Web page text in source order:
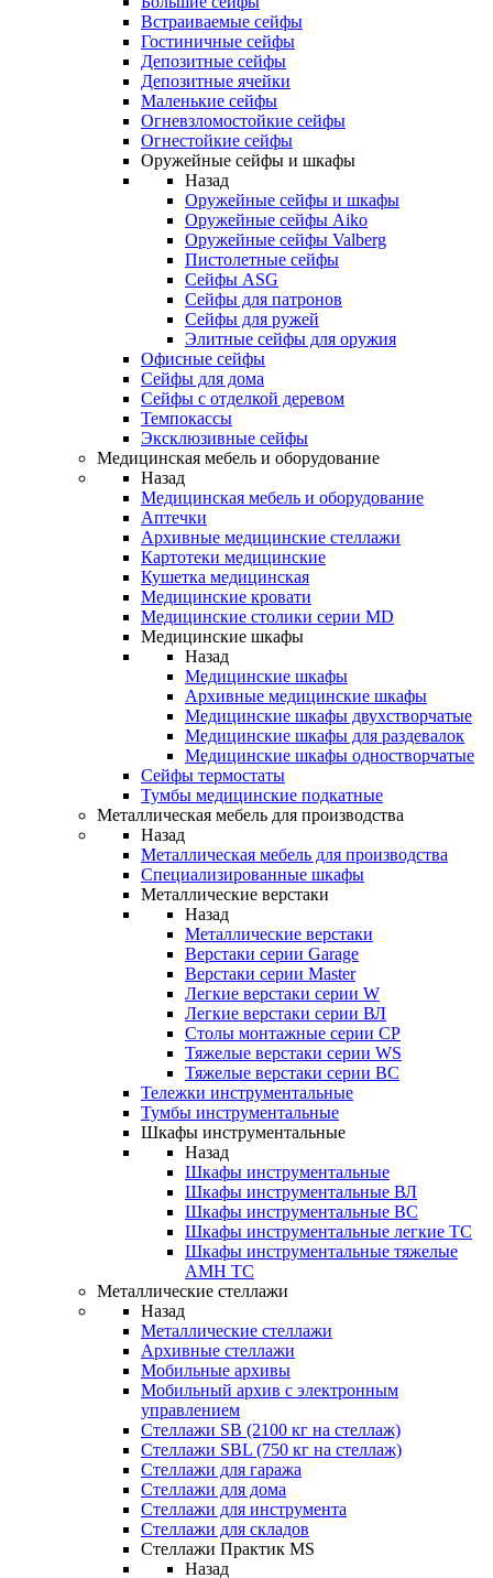
Встраиваемые сейфы
Гостиничные сейфы
Депозитные сейфы
Депозитные ячейки
Маленькие сейфы
Огневзломостойкие сейфы
Огнестойкие сейфы
Оружейные сейфы и шкафы
Назад
Оружейные сейфы и шкафы
Оружейные сейфы Aiko
Оружейные сейфы Valberg
Пистолетные сейфы
Сейфы ASG
Сейфы для патронов
Сейфы для ружей
Элитные сейфы для оружия
Офисные сейфы
Сейфы для дома
Сейфы с отделкой деревом
Темпокассы
Эксклюзивные сейфы
Медицинская мебель и оборудование
Назад
Медицинская мебель и оборудование
Аптечки
Архивные медицинские стеллажи
Картотеки медицинские
Кушетка медицинская
Медицинские кровати
Медицинские столики серии MD
Медицинские шкафы
Назад
Медицинские шкафы
Архивные медицинские шкафы
Медицинские шкафы двухстворчатые
Медицинские шкафы для раздевалок
Медицинские шкафы одностворчатые
Сейфы термостаты
Тумбы медицинские подкатные
Металлическая мебель для производства
Назад
Металлическая мебель для производства
Cпециализированные шкафы
Металлические верстаки
Назад
Металлические верстаки
Верстаки серии Garage
Верстаки серии Master
Легкие верстаки серии W
Легкие верстаки серии ВЛ
Столы монтажные серии СР
Тяжелые верстаки серии WS
Тяжелые верстаки серии ВС
Тележки инструментальные
Тумбы инструментальные
Шкафы инструментальные
Назад
Шкафы инструментальные
Шкафы инструментальные ВЛ
Шкафы инструментальные ВС
Шкафы инструментальные легкие ТС
Шкафы инструментальные тяжелые
AMH TC
Металлические стеллажи
Назад
Металлические стеллажи
Архивные стеллажи
Мобильные архивы
Мобильный архив с электронным
управлением
Стеллажи SB (2100 кг на стеллаж)
Стеллажи SBL (750 кг на стеллаж)
Стеллажи для гаража
Стеллажи для дома
Стеллажи для инструмента
Стеллажи для складов
Стеллажи Практик MS
Назад